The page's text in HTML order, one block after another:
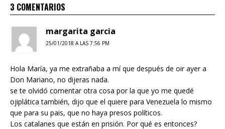
3 COMENTARIOS
margarita garcia
25/01/2018 A LAS 7:56 PM
Hola María, ya me extrañaba a mí que después de oir ayer a
Don Mariano, no dijeras nada.
se te olvidó comentar otra cosa por la que yo me quedé
ojiplática también, dijo que el quiere para Venezuela lo mismo
que para su pais, que no haya presos políticos.
Los catalanes que están en prisión. Por qué es entonces?